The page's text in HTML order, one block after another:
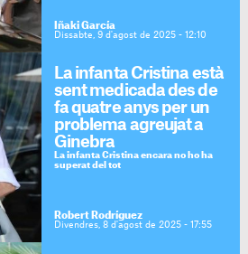
Iñaki García
Dissabte, 9 d'agost de 2025 - 12:10
La infanta Cristina està
sent medicada des de
fa quatre anys per un
problema agreujat a
Ginebra
La infanta Cristina encara no ho ha
superat del tot
Robert Rodríguez
Divendres, 8 d'agost de 2025 - 17:55